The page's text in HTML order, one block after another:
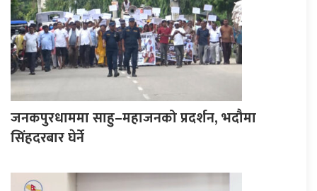
जनकपुरधाममा साहु–महाजनको प्रदर्शन, भदौमा
सिंहदरबार घेर्ने